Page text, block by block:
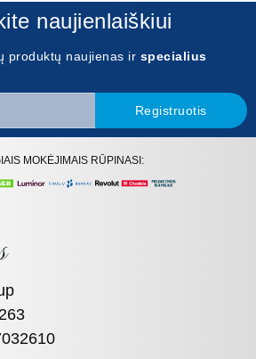
naujienlaiškiui
produktų naujienas ir specialius
Registruotis
MOKĖJIMAIS RŪPINASI: